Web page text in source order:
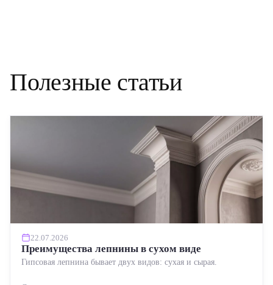
Полезные статьи
22.07.2026
Преимущества лепнины в сухом виде
Гипсовая лепнина бывает двух видов: сухая и сырая.